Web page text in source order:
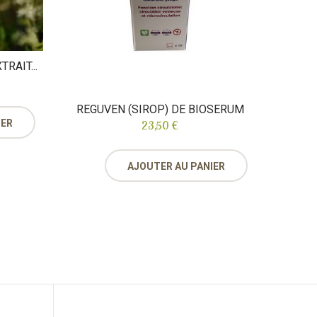
REGUVEN (SIROP) DE BIOSERUM
23,50 €
AJOUTER AU PANIER